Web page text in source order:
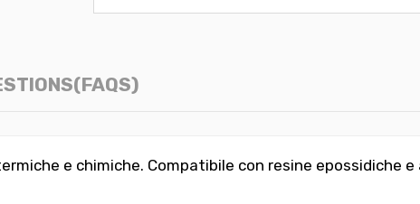
e chimiche. Compatibile con resine epossidiche